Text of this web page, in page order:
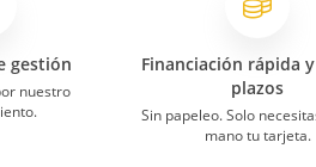
gestión
nuestro
Financiación rápida
plazos
Sin papeleo. Solo
mano tu tarjeta.